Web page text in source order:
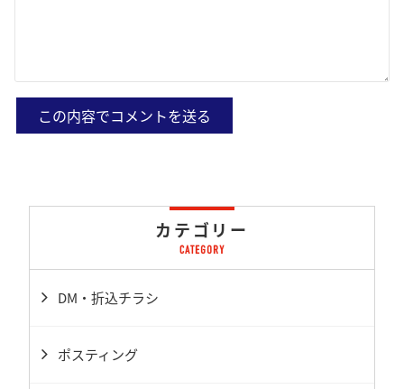
カテゴリー
DM・折込チラシ
ポスティング